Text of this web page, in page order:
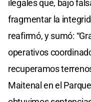
ilegales que, bajo
fragmentar la
reafirmó, y sumó:
operativos
recuperamos
Maitenal en el